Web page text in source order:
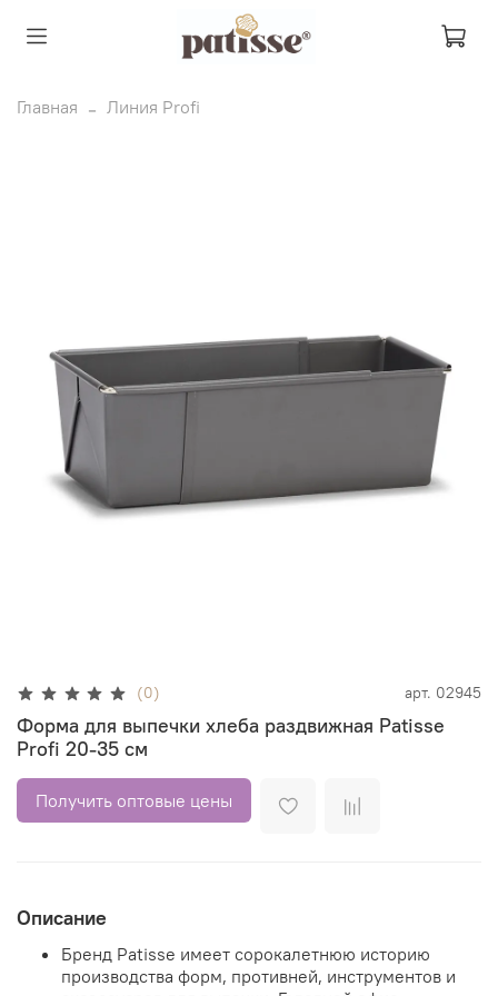
Главная Линия Profi
(0) арт. 02945
Форма для выпечки хлеба раздвижная Patisse
Profi 20-35 см
Получить оптовые цены
Описание
Бренд Patisse имеет сорокалетнюю историю
производства форм, противней, инструментов и